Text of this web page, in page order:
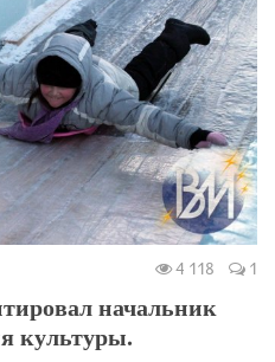
4 118 1
начальник
культуры.